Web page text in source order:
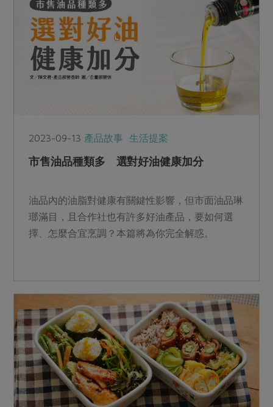
2023-09-13 產品故事 生活提案
市售油品種類多 選對好油健康加分
油品內的油脂對健康有關鍵性影響，但市面油品琳
瑯滿目，且合作社也有許多好油產品，要如何選
擇、怎麼合宜烹調？本篇將為你完全解惑。